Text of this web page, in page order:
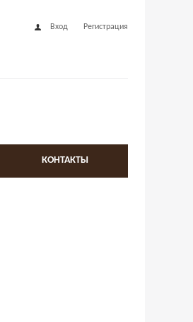
Вход Регистрация
КОНТАКТЫ